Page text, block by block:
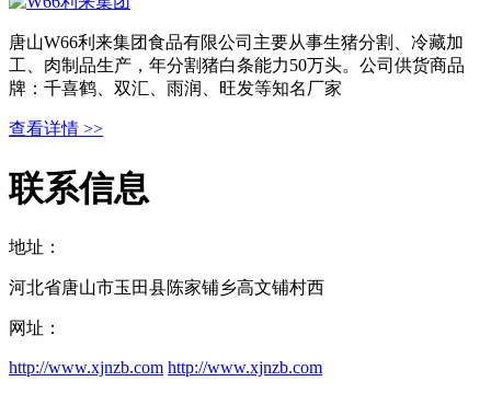
唐山W66利来集团食品有限公司主要从事生猪分割、冷藏加
工、肉制品生产，年分割猪白条能力50万头。公司供货商品
牌：千喜鹤、双汇、雨润、旺发等知名厂家
查看详情 >>
联系信息
地址：
河北省唐山市玉田县陈家铺乡高文铺村西
网址：
http://www.xjnzb.com http://www.xjnzb.com